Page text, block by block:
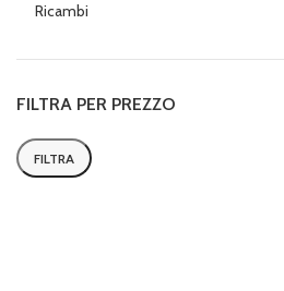
Ricambi
FILTRA PER PREZZO
Prezzo
Prezzo
FILTRA